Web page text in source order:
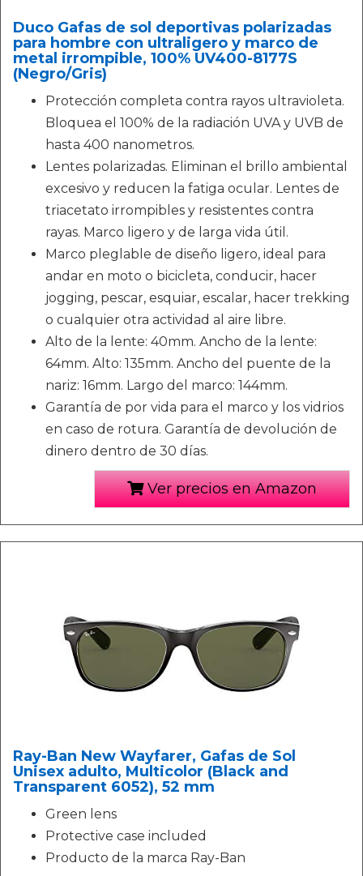
Duco Gafas de sol deportivas polarizadas
para hombre con ultraligero y marco de
metal irrompible, 100% UV400-8177S
(Negro/Gris)
Protección completa contra rayos ultravioleta.
Bloquea el 100% de la radiación UVA y UVB de
hasta 400 nanometros.
Lentes polarizadas. Eliminan el brillo ambiental
excesivo y reducen la fatiga ocular. Lentes de
triacetato irrompibles y resistentes contra
rayas. Marco ligero y de larga vida útil.
Marco pleglable de diseño ligero, ideal para
andar en moto o bicicleta, conducir, hacer
jogging, pescar, esquiar, escalar, hacer trekking
o cualquier otra actividad al aire libre.
Alto de la lente: 40mm. Ancho de la lente:
64mm. Alto: 135mm. Ancho del puente de la
nariz: 16mm. Largo del marco: 144mm.
Garantía de por vida para el marco y los vidrios
en caso de rotura. Garantía de devolución de
dinero dentro de 30 días.
Ver precios en Amazon
Ray-Ban New Wayfarer, Gafas de Sol
Unisex adulto, Multicolor (Black and
Transparent 6052), 52 mm
Green lens
Protective case included
Producto de la marca Ray-Ban